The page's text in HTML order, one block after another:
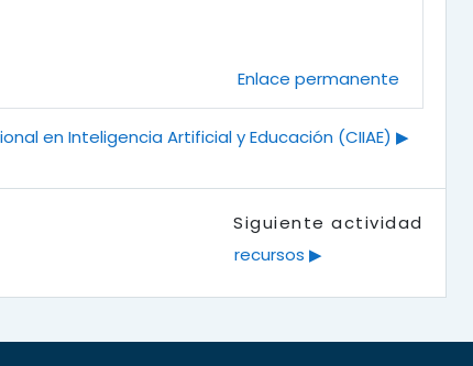
Enlace permanente
en Inteligencia Artificial y Educación (CIIAE) ▶︎
Siguiente actividad
recursos ▶︎